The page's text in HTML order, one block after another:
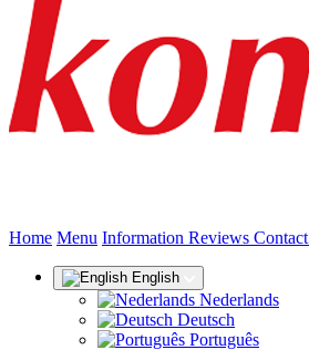
Home Menu Information Reviews (current)
Contact
English
Nederlands
Deutsch
Português